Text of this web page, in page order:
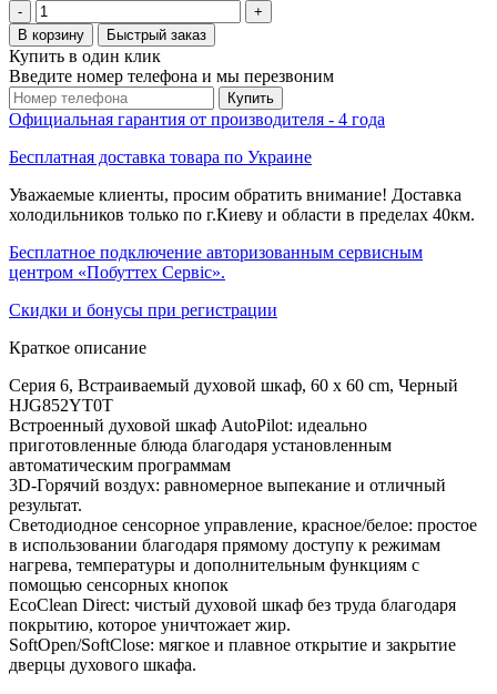
-
+
В корзину
Быстрый заказ
Купить в один клик
Введите номер телефона и мы перезвоним
Купить
Официальная гарантия от производителя - 4 года
Бесплатная доставка товара по Украине
Уважаемые клиенты, просим обратить внимание! Доставка
холодильников только по г.Киеву и области в пределах 40км.
Бесплатное подключение авторизованным сервисным
центром «Побуттех Сервіс».
Скидки и бонусы при регистрации
Краткое описание
Серия 6, Встраиваемый духовой шкаф, 60 x 60 cm, Черный
HJG852YT0T
Встроенный духовой шкаф AutoPilot: идеально
приготовленные блюда благодаря установленным
автоматическим программам
3D-Горячий воздух: равномерное выпекание и отличный
результат.
Светодиодное сенсорное управление, красное/белое: простое
в использовании благодаря прямому доступу к режимам
нагрева, температуры и дополнительным функциям с
помощью сенсорных кнопок
EcoClean Direct: чистый духовой шкаф без труда благодаря
покрытию, которое уничтожает жир.
SoftOpen/SoftClose: мягкое и плавное открытие и закрытие
дверцы духового шкафа.